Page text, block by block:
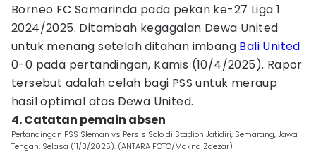
Borneo FC Samarinda pada pekan ke-27 Liga 1
2024/2025. Ditambah kegagalan Dewa United
untuk menang setelah ditahan imbang Bali United
0-0 pada pertandingan, Kamis (10/4/2025). Rapor
tersebut adalah celah bagi PSS untuk meraup
hasil optimal atas Dewa United.
4. Catatan pemain absen
Pertandingan PSS Sleman vs Persis Solo di Stadion Jatidiri, Semarang, Jawa
Tengah, Selasa (11/3/2025). (ANTARA FOTO/Makna Zaezar)